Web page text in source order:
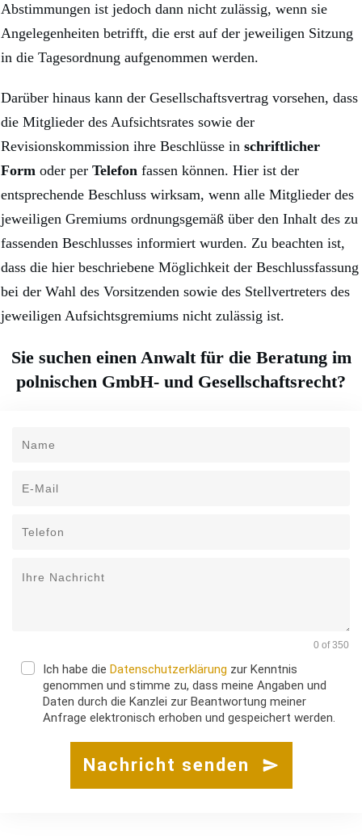
Abstimmungen ist jedoch dann nicht zulässig, wenn sie
Angelegenheiten betrifft, die erst auf der jeweiligen Sitzung
in die Tagesordnung aufgenommen werden.
Darüber hinaus kann der Gesellschaftsvertrag vorsehen, dass
die Mitglieder des Aufsichtsrates sowie der
Revisionskommission ihre Beschlüsse in schriftlicher
Form oder per Telefon fassen können. Hier ist der
entsprechende Beschluss wirksam, wenn alle Mitglieder des
jeweiligen Gremiums ordnungsgemäß über den Inhalt des zu
fassenden Beschlusses informiert wurden. Zu beachten ist,
dass die hier beschriebene Möglichkeit der Beschlussfassung
bei der Wahl des Vorsitzenden sowie des Stellvertreters des
jeweiligen Aufsichtsgremiums nicht zulässig ist.
Sie suchen einen Anwalt für die Beratung im
polnischen GmbH- und Gesellschaftsrecht?
0 of 350
Ich habe die Datenschutzerklärung zur Kenntnis
genommen und stimme zu, dass meine Angaben und
Daten durch die Kanzlei zur Beantwortung meiner
Anfrage elektronisch erhoben und gespeichert werden.
Nachricht senden